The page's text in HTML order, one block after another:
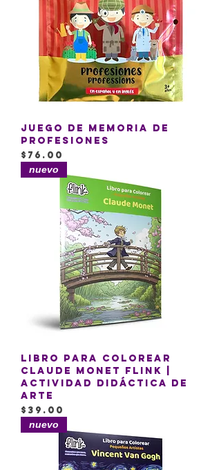
Juego de memoria de
profesiones
Precio
$76.00
nuevo
Libro para Colorear
Claude Monet Flink |
Actividad Didáctica de
Arte
Precio
$39.00
nuevo